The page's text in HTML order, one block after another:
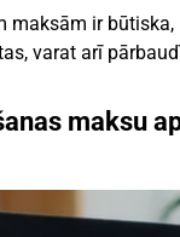
maksām ir
varat arī
maksu